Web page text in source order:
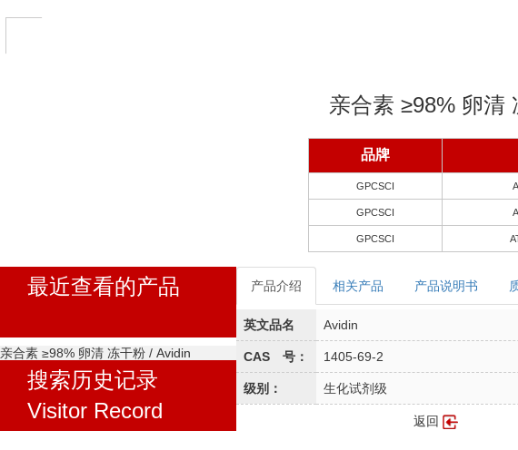
亲合素 ≥98% 卵清
品牌
GPCSCI
GPCSCI
GPCSCI
最近查看的产品
亲合素 ≥98% 卵清 冻干粉 / Avidin
搜索历史记录
Visitor Record
产品介绍 相关产品 产品说明书
英文品名 Avidin
CAS 号： 1405-69-2
级别： 生化试剂级
返回